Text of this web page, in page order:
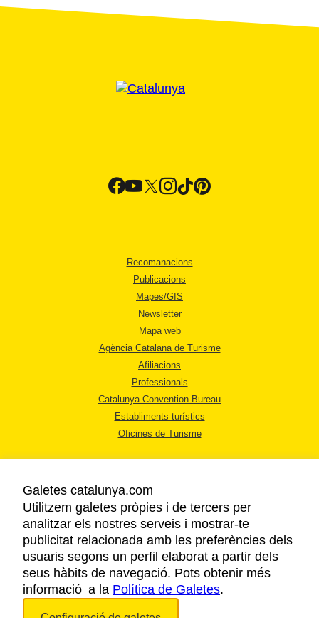
Recomanacions
Publicacions
Mapes/GIS
Newsletter
Mapa web
Agència Catalana de Turisme
Afiliacions
Professionals
Catalunya Convention Bureau
Establiments turístics
Oficines de Turisme
AVÍS LEGAL
POLÍTICA DE PRIVACITAT
COOKIES
ACCESSIBILITAT
Galetes catalunya.com
Utilitzem galetes pròpies i de tercers per
analitzar els nostres serveis i mostrar-te
publicitat relacionada amb les preferències dels
usuaris segons un perfil elaborat a partir dels
seus hàbits de navegació. Pots obtenir més
informació a la Política de Galetes.